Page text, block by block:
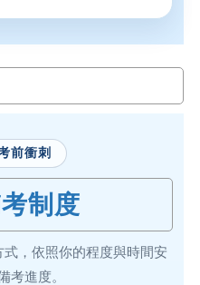
前衝刺
制度
，依照你的程度與時間安
考進度。